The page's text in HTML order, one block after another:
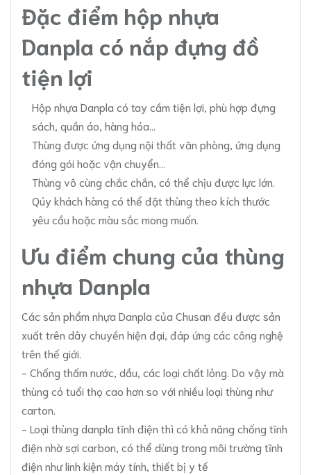
Đặc điểm hộp nhựa
Danpla có nắp đựng đồ
tiện lợi
Hộp nhựa Danpla có tay cầm tiện lợi, phù hợp đựng
sách, quần áo, hàng hóa...
Thùng được ứng dụng nội thất văn phòng, ứng dụng
đóng gói hoặc vận chuyển...
Thùng vô cùng chắc chắn, có thể chịu được lực lớn.
Qúy khách hàng có thể đặt thùng theo kích thước
yêu cầu hoặc màu sắc mong muốn.
Ưu điểm chung của thùng
nhựa Danpla
Các sản phẩm nhựa Danpla của Chusan đều được sản
xuất trên dây chuyền hiện đại, đáp ứng các công nghệ
trên thế giới.
- Chống thấm nước, dầu, các loại chất lỏng. Do vậy mà
thùng có tuổi thọ cao hơn so với nhiều loại thùng như
carton.
- Loại thùng danpla tĩnh điện thì có khả năng chống tĩnh
điện nhờ sợi carbon, có thể dùng trong môi trường tĩnh
điện như linh kiện máy tính, thiết bị y tế